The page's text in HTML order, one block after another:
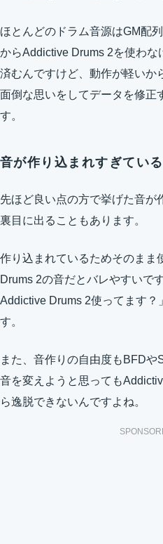
ほとんどのドラム音源はGM配
からAddictive Drums 2を使わな
済むんですけど、動作が軽いか
面倒な思いをしてデータを修正
す。
音が作り込まれすぎている
先ほど良い点の方で挙げた音が
裏目に出ることもあります。
作り込まれているためそのまま
Drums 2の音だとバレやすいで
Addictive Drums 2使ってます？
す。
また、音作りの自由度もBFDや
音を変えようと思っても
ら逸脱できないんですよね。